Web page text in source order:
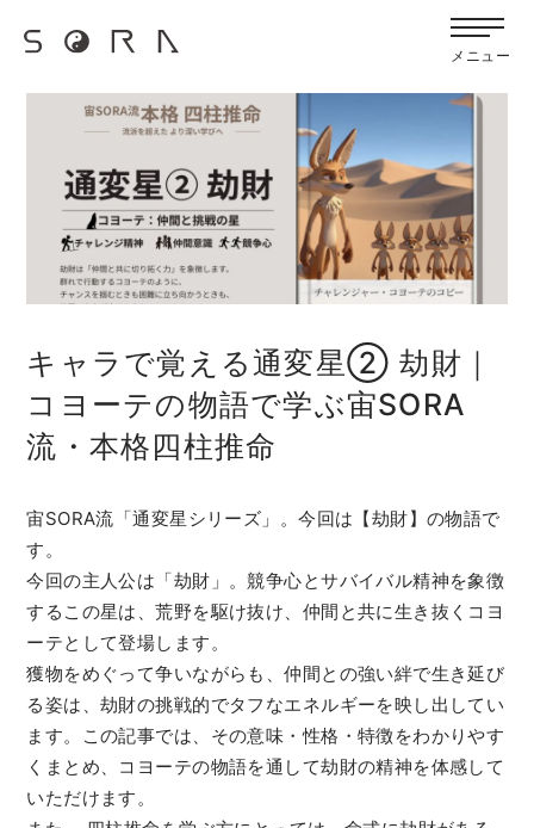
メニュー
宙SORAのブログ
キャラで覚える通変星② 劫財｜
コヨーテの物語で学ぶ宙SORA
流・本格四柱推命
宙SORA流「通変星シリーズ」。今回は【劫財】の物語で
す。
今回の主人公は「劫財」。競争心とサバイバル精神を象徴
するこの星は、荒野を駆け抜け、仲間と共に生き抜くコヨ
ーテとして登場します。
獲物をめぐって争いながらも、仲間との強い絆で生き延び
る姿は、劫財の挑戦的でタフなエネルギーを映し出してい
ます。この記事では、その意味・性格・特徴をわかりやす
くまとめ、コヨーテの物語を通して劫財の精神を体感して
いただけます。